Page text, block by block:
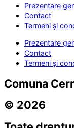
Prezentare
Contact
Termeni și
Prezentare
Contact
Termeni și
Comuna
© 2026